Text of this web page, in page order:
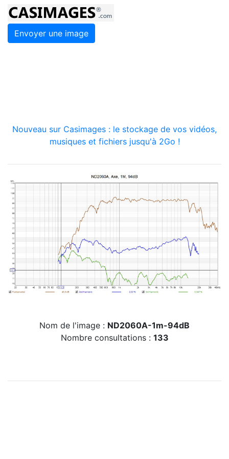
Envoyer une image
Nouveau sur Casimages : le stockage de vos vidéos,
musiques et fichiers jusqu'à 2Go !
Nom de l'image : ND2060A-1m-94dB
Nombre consultations : 133